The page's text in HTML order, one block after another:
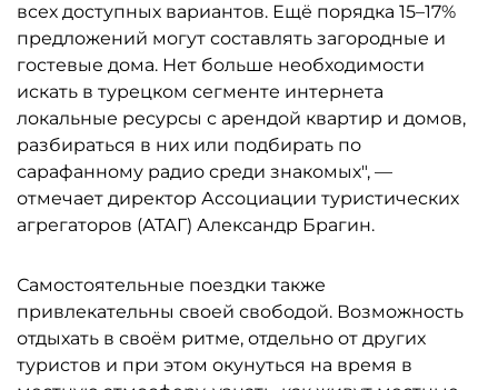
всех доступных вариантов. Ещё порядка 15–17%
предложений могут составлять загородные и
гостевые дома. Нет больше необходимости
искать в турецком сегменте интернета
локальные ресурсы с арендой квартир и домов,
разбираться в них или подбирать по
сарафанному радио среди знакомых", —
отмечает директор Ассоциации туристических
агрегаторов (АТАГ) Александр Брагин.
Самостоятельные поездки также
привлекательны своей свободой. Возможность
отдыхать в своём ритме, отдельно от других
туристов и при этом окунуться на время в